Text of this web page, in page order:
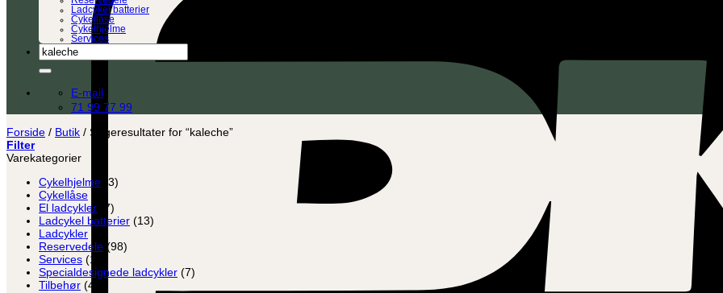
Ladcykel batterier
Cykellåse
Cykelhjelme
Services
Søg
efter:
E-mail
71 99 77 99
Forside / Butik / Søgeresultater for “kaleche”
Filter
Varekategorier
Cykelhjelme (3)
Cykellåse
El ladcykler
(7)
Ladcykel batterier (13)
Ladcykler
Reservedele (98)
Services (12)
Specialdesignede ladcykler (7)
Tilbehør (45)